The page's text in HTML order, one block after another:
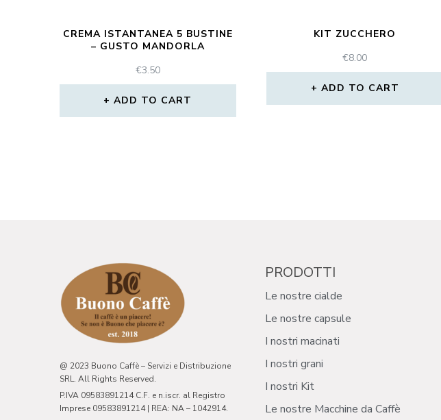
CREMA ISTANTANEA 5 BUSTINE
– GUSTO MANDORLA
€3.50
ADD TO CART
KIT ZUCCHERO
€8.00
ADD TO CART
@ 2023 Buono Caffè – Servizi e Distribuzione
SRL. All Rights Reserved.
P.IVA 09583891214 C.F. e n.iscr. al Registro
Imprese 09583891214 | REA: NA – 1042914.
PRODOTTI
Le nostre cialde
Le nostre capsule
I nostri macinati
I nostri grani
I nostri Kit
Le nostre Macchine da Caffè